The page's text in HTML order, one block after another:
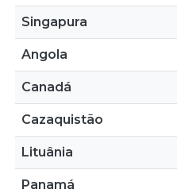
Singapura
Angola
Canadá
Cazaquistão
Lituânia
Panamá